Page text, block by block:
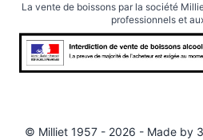
La vente de boissons par la société
professionnels et
© Milliet1957 - 2026 - Made by